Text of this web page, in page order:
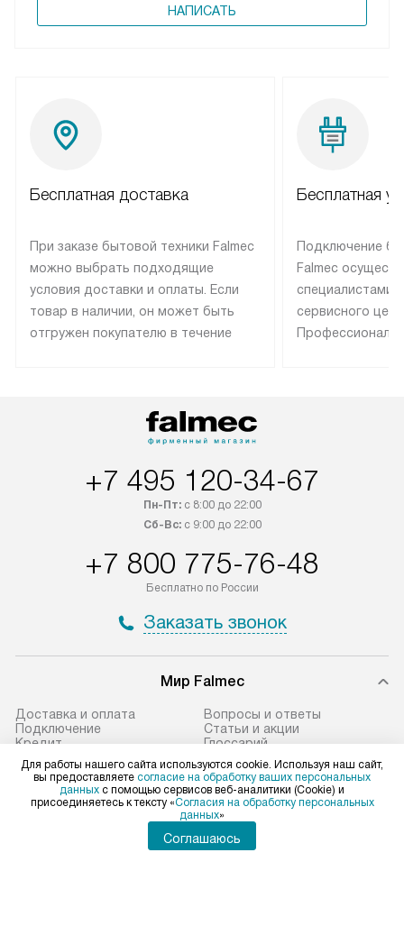
НАПИСАТЬ
Бесплатная доставка
При заказе бытовой техники Falmec
можно выбрать подходящие
условия доставки и оплаты. Если
товар в наличии, он может быть
отгружен покупателю в течение
оплачивается дополнительно.
Возможна доставка товаров по
Бесплатная
Подключение
Falmec
специалистами
сервисного
+7 495 120-34-67
Пн-Пт:с 8:00 до 22:00
Сб-Вс:с 9:00 до 22:00
+7 800 775-76-48
Бесплатно по России
Заказать звонок
Мир Falmec
Доставка и оплата
Подключение
Кредит
Ремонт
Возврат и обмен
Сервисные центры
Контакты
Вопросы и ответы
Статьи и акции
Глоссарий
Виды установок
Технологии
Сайты-партнеры
Falmec в социальных сетях
Для работы нашего сайта используются cookie. Используя наш сайт,
вы предоставляете согласие на обработку ваших персональных
данных с помощью сервисов веб-аналитики (Cookie) и
присоединяетесь к тексту «Согласия на обработку персональных
данных»
Соглашаюсь